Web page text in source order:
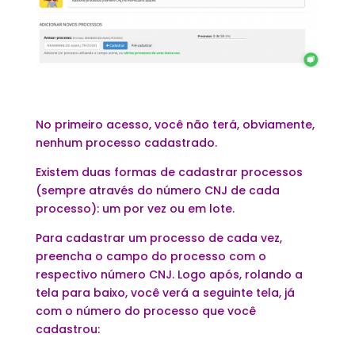
No primeiro acesso, você não terá, obviamente,
nenhum processo cadastrado.
Existem duas formas de cadastrar processos
(sempre através do número CNJ de cada
processo): um por vez ou em lote.
Para cadastrar um processo de cada vez,
preencha o campo do processo com o
respectivo número CNJ. Logo após, rolando a
tela para baixo, você verá a seguinte tela, já
com o número do processo que você
cadastrou: